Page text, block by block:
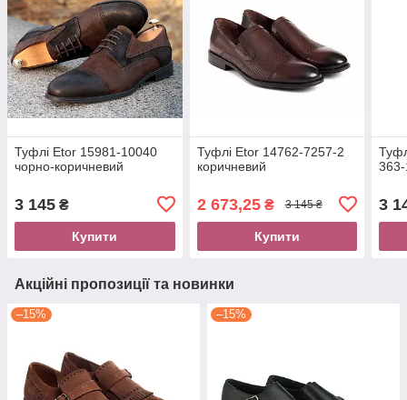
Туфлі Etor 15981-10040
чорно-коричневий
3 145 ₴
Купити
Туфлі Etor 14762-7257-2
коричневий
2 673,25₴ 3 145 ₴
Купити
3
Акційні пропозиції та новинки
–15% –15%